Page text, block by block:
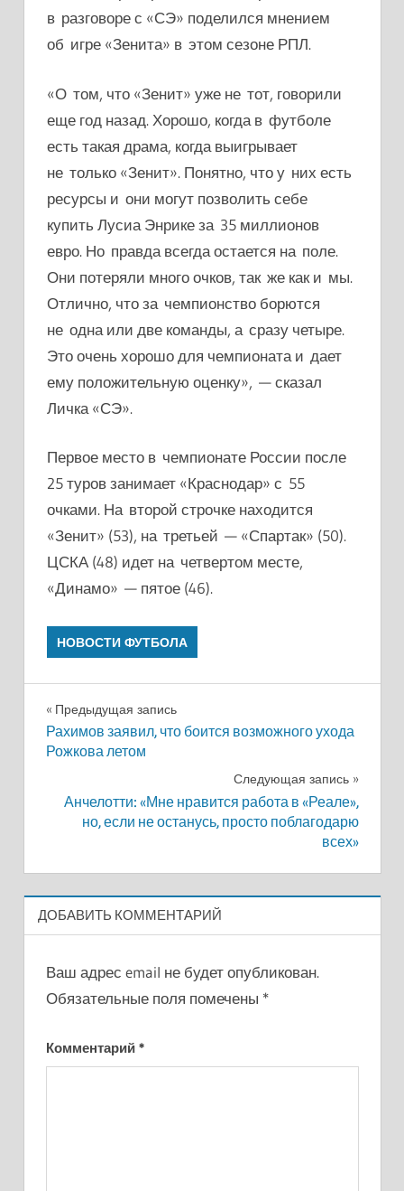
в разговоре с «СЭ» поделился мнением
об игре «Зенита» в этом сезоне РПЛ.
«О том, что «Зенит» уже не тот, говорили
еще год назад. Хорошо, когда в футболе
есть такая драма, когда выигрывает
не только «Зенит». Понятно, что у них есть
ресурсы и они могут позволить себе
купить Лусиа Энрике за 35 миллионов
евро. Но правда всегда остается на поле.
Они потеряли много очков, так же как и мы.
Отлично, что за чемпионство борются
не одна или две команды, а сразу четыре.
Это очень хорошо для чемпионата и дает
ему положительную оценку», — сказал
Личка «СЭ».
Первое место в чемпионате России после
25 туров занимает «Краснодар» с 55
очками. На второй строчке находится
«Зенит» (53), на третьей — «Спартак» (50).
ЦСКА (48) идет на четвертом месте,
«Динамо» — пятое (46).
НОВОСТИ ФУТБОЛА
Навигация
по
Предыдущая запись
Рахимов заявил, что боится возможного ухода
Рожкова летом
Следующая запись
Анчелотти: «Мне нравится работа в «Реале»,
но, если не останусь, просто поблагодарю
всех»
ДОБАВИТЬ КОММЕНТАРИЙ
Ваш адрес email не будет опубликован.
Обязательные поля помечены *
Комментарий *